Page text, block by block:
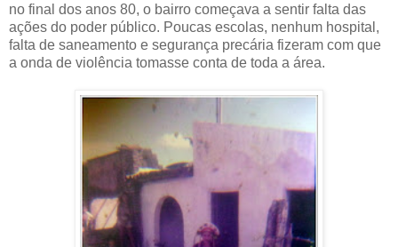
no final dos anos 80, o bairro começava a sentir falta das
ações do poder público. Poucas escolas, nenhum hospital,
falta de saneamento e segurança precária fizeram com que
a onda de violência tomasse conta de toda a área.